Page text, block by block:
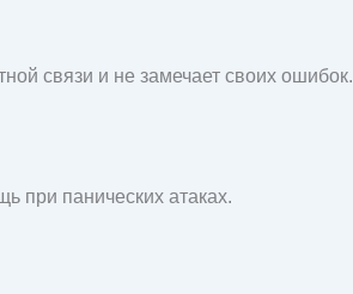
связи и не замечает своих ошибок.
при панических атаках.